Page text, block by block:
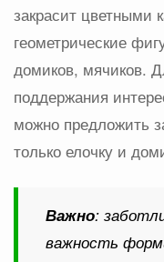
закрасит цветными
геометрические
домиков, мячиков.
поддержания
можно предложить
только елочку и
Важно:
важность